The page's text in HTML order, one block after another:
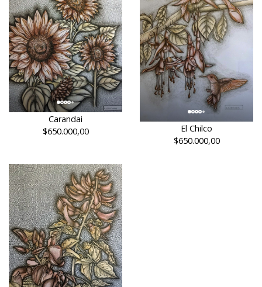
Carandai
$650.000,00
El Chilco
$650.000,00